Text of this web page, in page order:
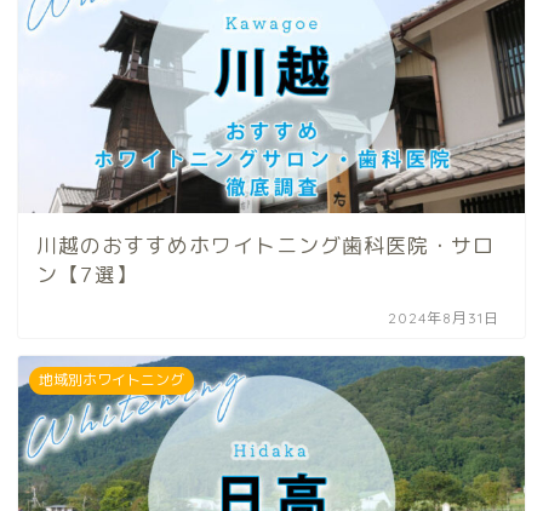
川越のおすすめホワイトニング歯科医院・サロ
ン【7選】
2024年8月31日
地域別ホワイトニング